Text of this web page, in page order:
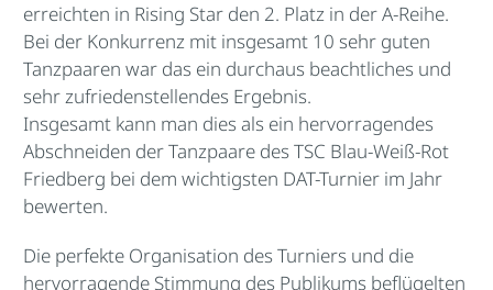
erreichten in Rising Star den 2. Platz in der A-Reihe.
Bei der Konkurrenz mit insgesamt 10 sehr guten
Tanzpaaren war das ein durchaus beachtliches und
sehr zufriedenstellendes Ergebnis.
Insgesamt kann man dies als ein hervorragendes
Abschneiden der Tanzpaare des TSC Blau-Weiß-Rot
Friedberg bei dem wichtigsten DAT-Turnier im Jahr
bewerten.
Die perfekte Organisation des Turniers und die
hervorragende Stimmung des Publikums beflügelten